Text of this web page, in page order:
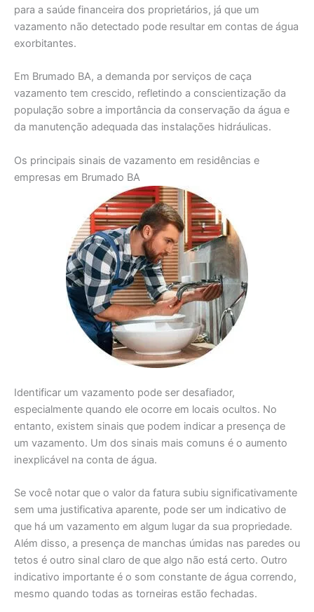
para a saúde financeira dos proprietários, já que um
vazamento não detectado pode resultar em contas de água
exorbitantes.
Em Brumado BA, a demanda por serviços de caça
vazamento tem crescido, refletindo a conscientização da
população sobre a importância da conservação da água e
da manutenção adequada das instalações hidráulicas.
Os principais sinais de vazamento em residências e
empresas em Brumado BA
Identificar um vazamento pode ser desafiador,
especialmente quando ele ocorre em locais ocultos. No
entanto, existem sinais que podem indicar a presença de
um vazamento. Um dos sinais mais comuns é o aumento
inexplicável na conta de água.
Se você notar que o valor da fatura subiu significativamente
sem uma justificativa aparente, pode ser um indicativo de
que há um vazamento em algum lugar da sua propriedade.
Além disso, a presença de manchas úmidas nas paredes ou
tetos é outro sinal claro de que algo não está certo. Outro
indicativo importante é o som constante de água correndo,
mesmo quando todas as torneiras estão fechadas.